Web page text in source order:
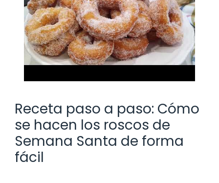
Receta paso a paso: Cómo
se hacen los roscos de
Semana Santa de forma
fácil